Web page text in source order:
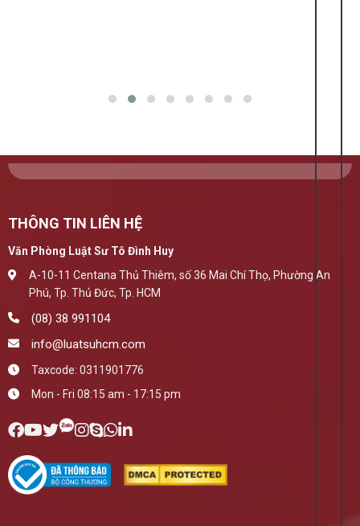
THÔNG TIN LIÊN HỆ
Văn Phòng Luật Sư Tô Đình Huy
A-10-11 Centana Thủ Thiêm, số 36 Mai Chí Thọ, Phường An
Phú, Tp. Thủ Đức, Tp. HCM
(08) 38 991104
info@luatsuhcm.com
Taxcode: 0311901776
Mon - Fri 08:15 am - 17:15 pm